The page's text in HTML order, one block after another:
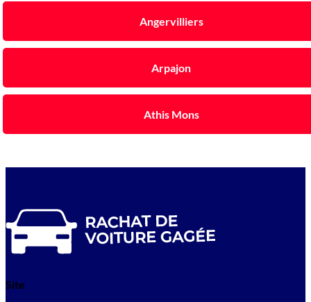
Angervilliers
Arpajon
Athis Mons
Site